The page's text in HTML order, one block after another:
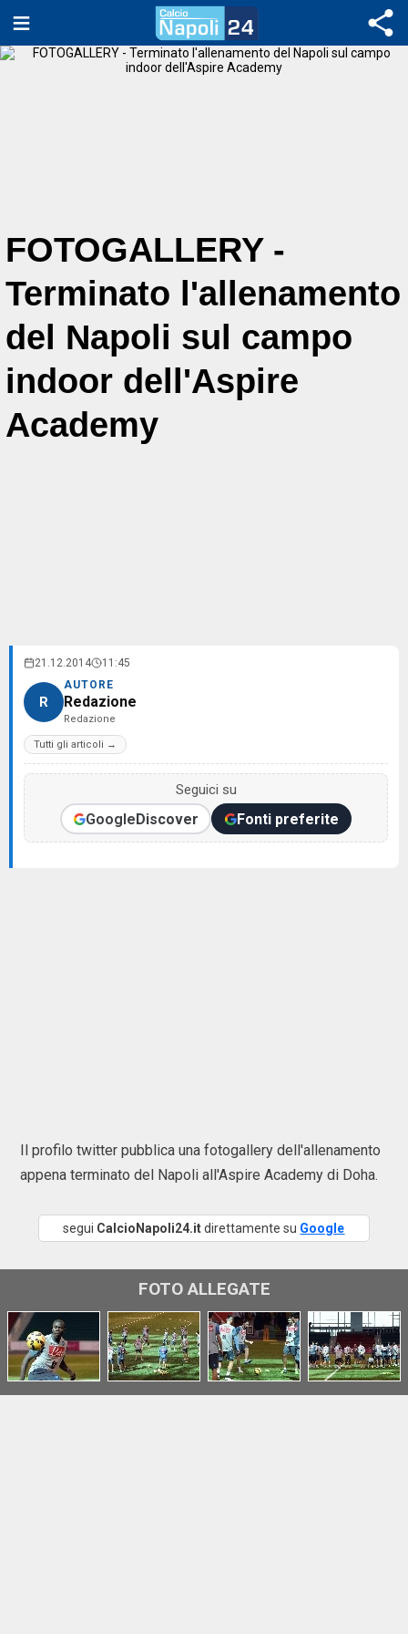
FOTOGALLERY -
Terminato l'allenamento
del Napoli sul campo
indoor dell'Aspire
Academy
21.12.2014 11:45
R
AUTORE
Redazione
Redazione
Tutti gli articoli →
Seguici su
GoogleDiscover Fonti preferite
Il profilo twitter pubblica una fotogallery dell'allenamento
appena terminato del Napoli all'Aspire Academy di Doha.
segui CalcioNapoli24.itdirettamente su Google
FOTO ALLEGATE